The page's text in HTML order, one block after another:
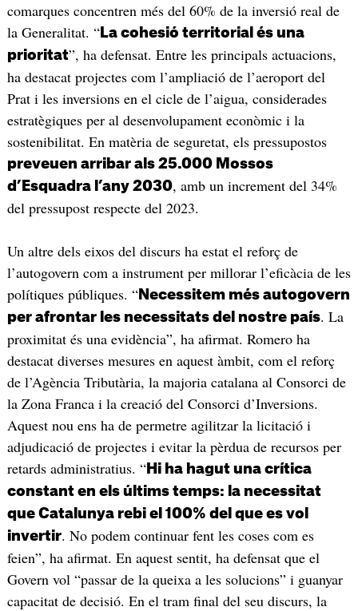
comarques concentren més del 60% de la inversió real de
la Generalitat. “La cohesió territorial és una
prioritat”, ha defensat. Entre les principals actuacions,
ha destacat projectes com l’ampliació de l’aeroport del
Prat i les inversions en el cicle de l’aigua, considerades
estratègiques per al desenvolupament econòmic i la
sostenibilitat. En matèria de seguretat, els pressupostos
preveuen arribar als 25.000 Mossos
d’Esquadra l’any 2030, amb un increment del 34%
del pressupost respecte del 2023.
Un altre dels eixos del discurs ha estat el reforç de
l’autogovern com a instrument per millorar l’eficàcia de les
polítiques públiques. “Necessitem més autogovern
per afrontar les necessitats del nostre país. La
proximitat és una evidència”, ha afirmat. Romero ha
destacat diverses mesures en aquest àmbit, com el reforç
de l’Agència Tributària, la majoria catalana al Consorci de
la Zona Franca i la creació del Consorci d’Inversions.
Aquest nou ens ha de permetre agilitzar la licitació i
adjudicació de projectes i evitar la pèrdua de recursos per
retards administratius. “Hi ha hagut una crítica
constant en els últims temps: la necessitat
que Catalunya rebi el 100% del que es vol
invertir. No podem continuar fent les coses com es
feien”, ha afirmat. En aquest sentit, ha defensat que el
Govern vol “passar de la queixa a les solucions” i guanyar
capacitat de decisió. En el tram final del seu discurs, la